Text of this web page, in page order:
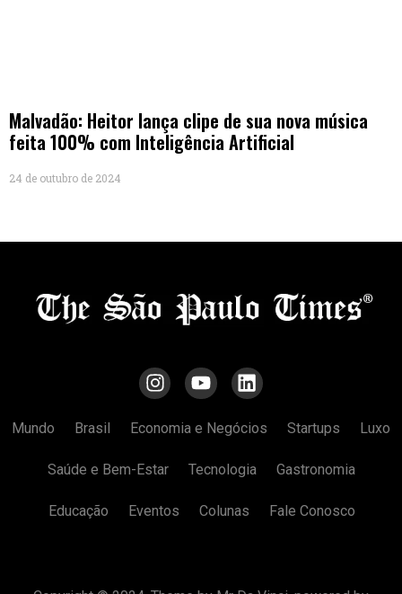
Malvadão: Heitor lança clipe de sua nova música
feita 100% com Inteligência Artificial
24 de outubro de 2024
Mundo Brasil Economia e Negócios Startups Luxo
Saúde e Bem-Estar Tecnologia Gastronomia
Educação Eventos Colunas Fale Conosco